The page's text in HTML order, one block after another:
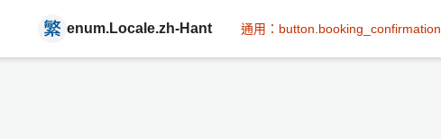
enum.Locale.zh-Hant 通用：button.booking_confirmation